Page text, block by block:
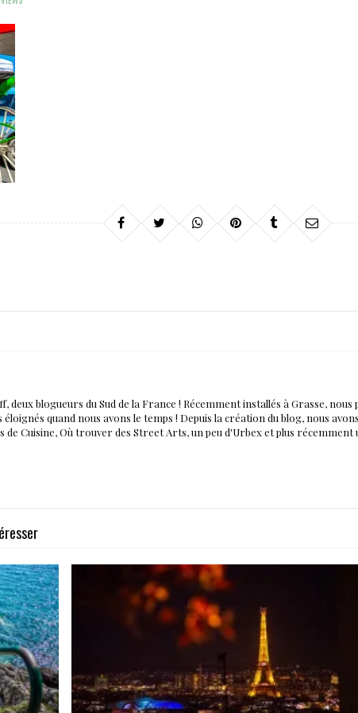
deux blogueurs du Sud de la France ! Récemment installés à Grasse,
éloignés quand nous avons le temps ! Depuis la création du blog, nous
de Cuisine, Où trouver des Street Arts, un peu d'Urbex et plus récemment